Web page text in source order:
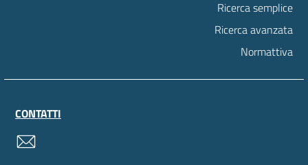
Ricerca semplice
Ricerca avanzata
Normattiva
CONTATTI